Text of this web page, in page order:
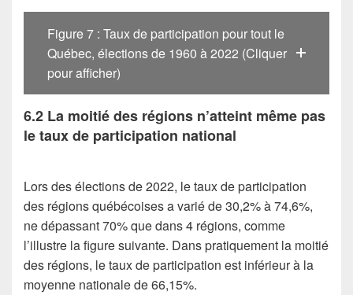
Figure 7 : Taux de participation pour tout le
Québec, élections de 1960 à 2022 (Cliquer
pour afficher)
6.2 La moitié des régions n’atteint même pas
le taux de participation national
Lors des élections de 2022, le taux de participation
des régions québécoises a varié de 30,2% à 74,6%,
ne dépassant 70% que dans 4 régions, comme
l’illustre la figure suivante. Dans pratiquement la moitié
des régions, le taux de participation est inférieur à la
moyenne nationale de 66,15%.